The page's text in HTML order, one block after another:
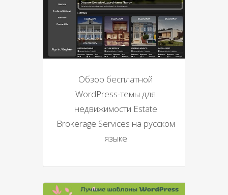
Обзор бесплатной
WordPress-темы для
недвижимости Estate
Brokerage Services на русском
языке